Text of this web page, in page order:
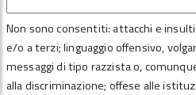
Non sono consentiti: attacchi e
e/o a terzi; linguaggio offensivo,
messaggi di tipo razzista o,
alla discriminazione; offese alle